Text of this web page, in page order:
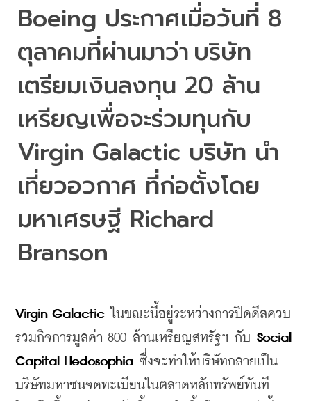
Boeing ประกาศเมื่อวันที่
ตุลาคมที่ผ่านมาว่าบริษัท
เตรียมเงินลงทุน 20 ล้าน
เหรียญเพื่อจะร่วมทุนกับ
Virgin Galactic บริษัท นำ
เที่ยวอวกาศ ที่ก่อตั้งโดย
มหาเศรษฐี Richard
Branson
Virgin Galactic
ในขณะนี้อยู่ระหว่างการปิดดีลควบ
รวมกิจการมูลค่า 800 ล้านเหรียญสหรัฐฯ กับ Social
Capital Hedosophia ซึ่งจะทำให้บริษัทกลายเป็น
บริษัทมหาชนจดทะเบียนในตลาดหลักทรัพย์ทันที